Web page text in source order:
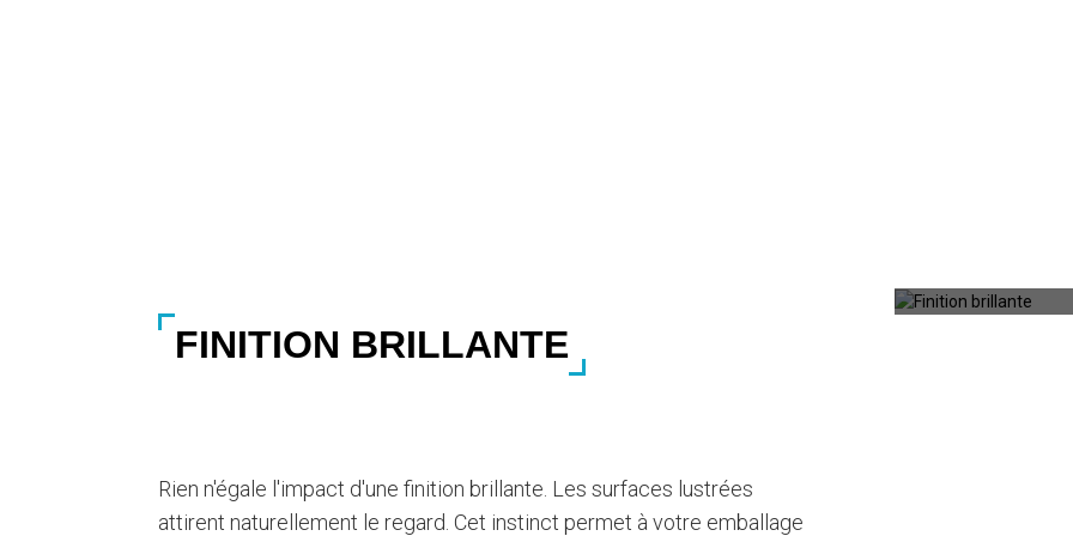
FINITION BRILLANTE
Rien n'égale l'impact d'une finition brillante. Les surfaces lustrées
attirent naturellement le regard. Cet instinct permet à votre emballage